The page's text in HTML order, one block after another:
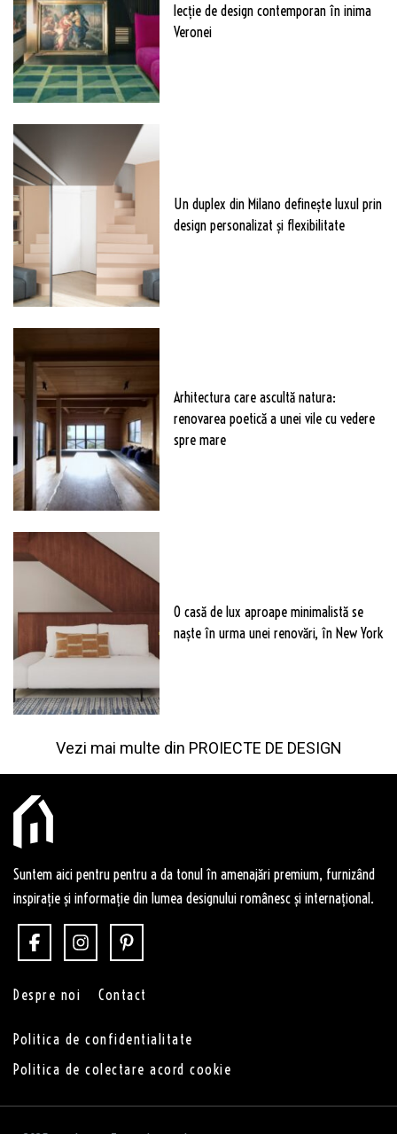
lecție de design contemporan în inima
Veronei
Un duplex din Milano definește luxul prin
design personalizat și flexibilitate
Arhitectura care ascultă natura:
renovarea poetică a unei vile cu vedere
spre mare
O casă de lux aproape minimalistă se
naște în urma unei renovări, în New York
Vezi mai multe din PROIECTE DE DESIGN
Suntem aici pentru pentru a da tonul în amenajări premium, furnizând
inspirație și informație din lumea designului românesc și internațional.
Despre noi Contact
Politica de confidentialitate
Politica de colectare acord cookie